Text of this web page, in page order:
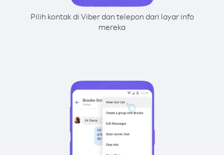
Pilih kontak di Viber dan telepon dari layar info
mereka